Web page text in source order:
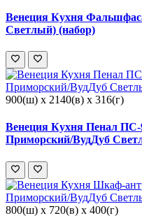
Венеция Кухня
Светлый) (набор)
900(ш) x 2140(в) x 316(г)
Венеция Кухня Пенал ПС-
Приморский/ВудДуб
800(ш) x 720(в) x 400(г)